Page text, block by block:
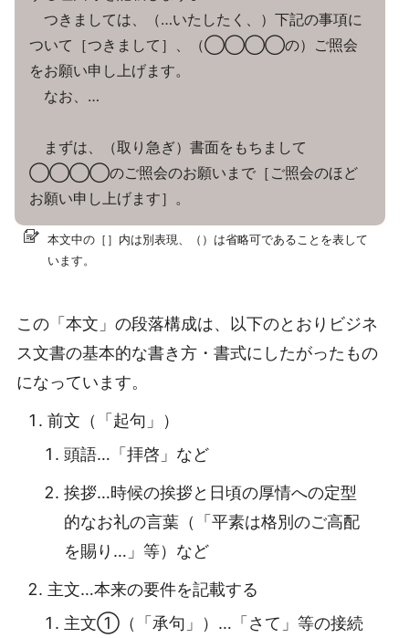
つきましては、（…いたしたく、）下記の事項に
ついて［つきまして］、（◯◯◯◯の）ご照会
をお願い申し上げます。
なお、…
まずは、（取り急ぎ）書面をもちまして
◯◯◯◯のご照会のお願いまで［ご照会のほど
お願い申し上げます］。
本文中の［］内は別表現、（）は省略可であることを表して
います。
この「本文」の段落構成は、以下のとおりビジネ
ス文書の基本的な書き方・書式にしたがったもの
になっています。
前文（「起句」）
頭語…「拝啓」など
挨拶…時候の挨拶と日頃の厚情への定型
的なお礼の言葉（「平素は格別のご高配
を賜り…」等）など
主文…本来の要件を記載する
主文①（「承句」）…「さて」等の接続